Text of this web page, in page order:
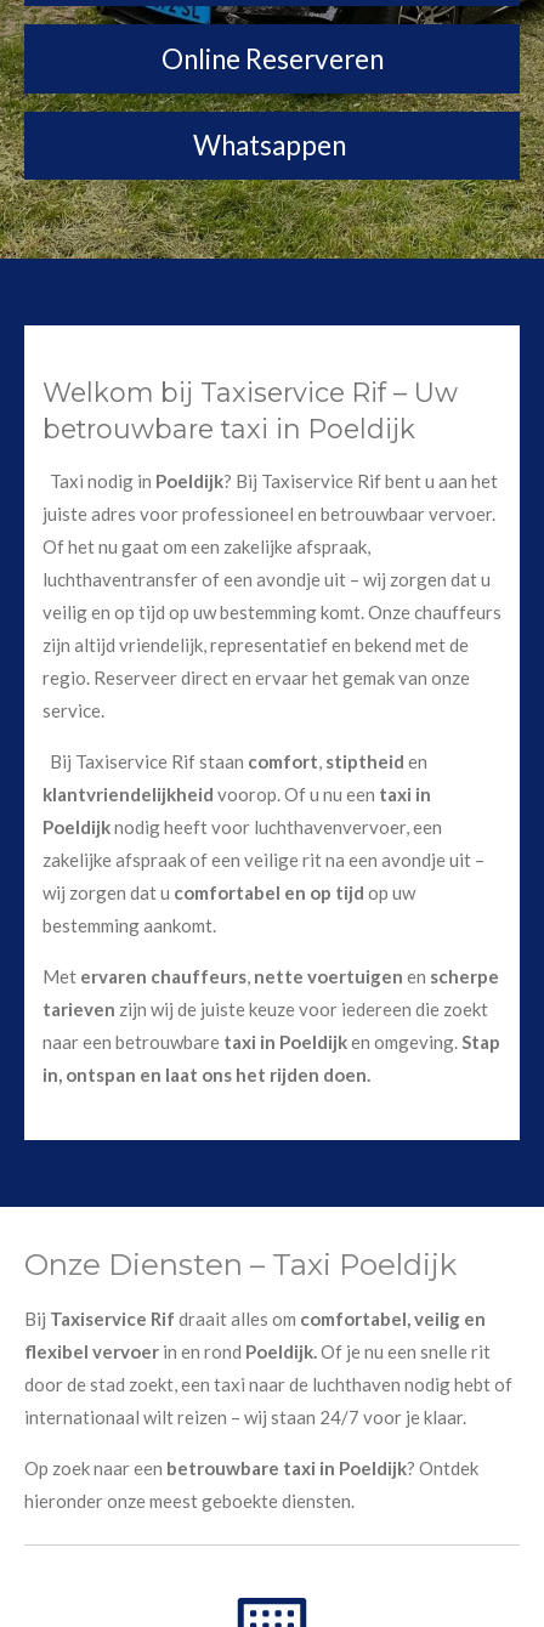
Online Reserveren
Whatsappen
Welkom bij Taxiservice Rif – Uw
betrouwbare taxi in Poeldijk
Taxi nodig in Poeldijk? Bij Taxiservice Rif bent u aan het
juiste adres voor professioneel en betrouwbaar vervoer.
Of het nu gaat om een zakelijke afspraak,
luchthaventransfer of een avondje uit – wij zorgen dat u
veilig en op tijd op uw bestemming komt. Onze chauffeurs
zijn altijd vriendelijk, representatief en bekend met de
regio. Reserveer direct en ervaar het gemak van onze
service.
Bij Taxiservice Rif staan comfort, stiptheid en
klantvriendelijkheid voorop. Of u nu een taxi in
Poeldijknodig heeft voor luchthavenvervoer, een
zakelijke afspraak of een veilige rit na een avondje uit –
wij zorgen dat u comfortabel en op tijd op uw
bestemming aankomt.
Met ervaren chauffeurs, nette voertuigen en scherpe
tarieven zijn wij de juiste keuze voor iedereen die zoekt
naar een betrouwbare taxi in Poeldijken omgeving.Stap
in, ontspan en laat ons het rijden doen.
Onze Diensten – Taxi Poeldijk
Bij Taxiservice Rif draait alles om comfortabel, veilig en
flexibel vervoer in en rond Poeldijk.Of je nu een snelle rit
door de stad zoekt, een taxi naar de luchthaven nodig hebt of
internationaal wilt reizen – wij staan 24/7 voor je klaar.
Op zoek naar een betrouwbare taxi in Poeldijk? Ontdek
hieronder onze meest geboekte diensten.